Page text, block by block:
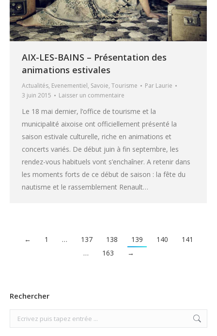
AIX-LES-BAINS – Présentation des
animations estivales
Actualités, Evenementiel, Savoie, Tourisme Par Laurie
3 juin 2015
Laisser un commentaire
Le 18 mai dernier, l’office de tourisme et la
municipalité aixoise ont officiellement présenté la
saison estivale culturelle, riche en animations et
concerts variés. De début juin à fin septembre, les
rendez-vous habituels vont s’enchaîner. A retenir dans
les moments forts de ce début de saison : la fête du
nautisme et le rassemblement Renault…
← 1 … 137 138 139 140
141
…
163 →
Rechercher
Search: